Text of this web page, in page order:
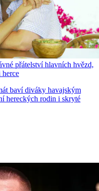
přátelství hlavních hvězd,
herce
baví diváky havajským
hereckých rodin i skryté